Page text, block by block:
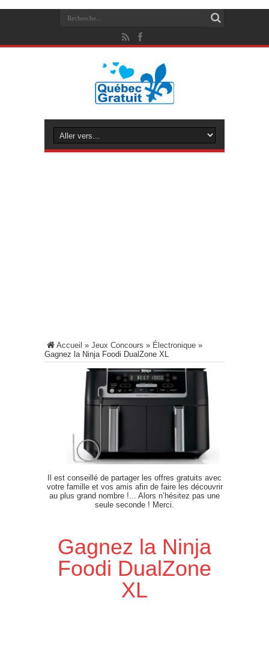
Accueil » Jeux Concours » Électronique »
Gagnez la Ninja Foodi DualZone XL
Il est conseillé de partager les offres gratuits avec
votre famille et vos amis afin de faire les découvrir
au plus grand nombre !... Alors n’hésitez pas une
seule seconde ! Merci.
Gagnez la Ninja
Foodi DualZone
XL